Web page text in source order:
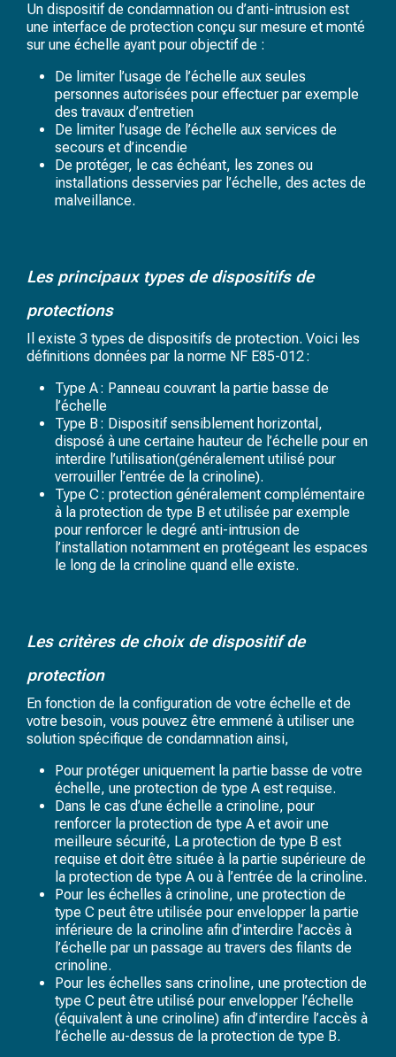
Un dispositif de condamnation ou d’anti-intrusion est
une interface de protection conçu sur mesure et monté
sur une échelle ayant pour objectif de :
De limiter l’usage de l’échelle aux seules
personnes autorisées pour effectuer par exemple
des travaux d’entretien
De limiter l’usage de l’échelle aux services de
secours et d’incendie
De protéger, le cas échéant, les zones ou
installations desservies par l’échelle, des actes de
malveillance.
Les principaux types de dispositifs de
protections
Il existe 3 types de dispositifs de protection. Voici les
définitions données par la norme NF E85-012 :
Type A : Panneau couvrant la partie basse de
l’échelle
Type B : Dispositif sensiblement horizontal,
disposé à une certaine hauteur de l’échelle pour en
interdire l’utilisation(généralement utilisé pour
verrouiller l’entrée de la crinoline).
Type C : protection généralement complémentaire
à la protection de type B et utilisée par exemple
pour renforcer le degré anti-intrusion de
l’installation notamment en protégeant les espaces
le long de la crinoline quand elle existe.
Les critères de choix de dispositif de
protection
En fonction de la configuration de votre échelle et de
votre besoin, vous pouvez être emmené à utiliser une
solution spécifique de condamnation ainsi,
Pour protéger uniquement la partie basse de votre
échelle, une protection de type A est requise.
Dans le cas d’une échelle a crinoline, pour
renforcer la protection de type A et avoir une
meilleure sécurité, La protection de type B est
requise et doit être située à la partie supérieure de
la protection de type A ou à l’entrée de la crinoline.
Pour les échelles à crinoline, une protection de
type C peut être utilisée pour envelopper la partie
inférieure de la crinoline afin d’interdire l’accès à
l’échelle par un passage au travers des filants de
crinoline.
Pour les échelles sans crinoline, une protection de
type C peut être utilisé pour envelopper l’échelle
(équivalent à une crinoline) afin d’interdire l’accès à
l’échelle au-dessus de la protection de type B.